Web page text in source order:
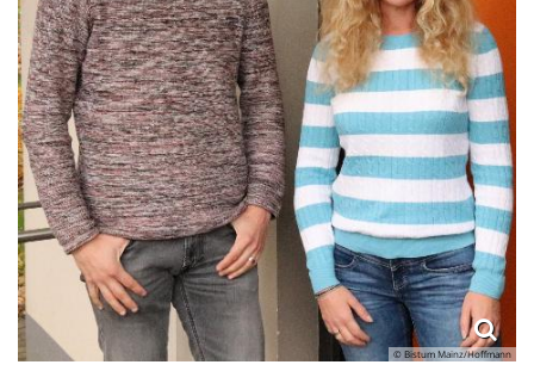
© Bistum Mainz/Hoffmann